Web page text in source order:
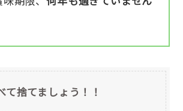
捨てましょう！！